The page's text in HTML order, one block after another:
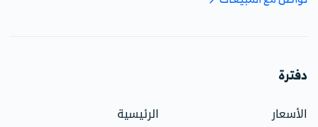
دفترة
الأسعار
الرئيسية